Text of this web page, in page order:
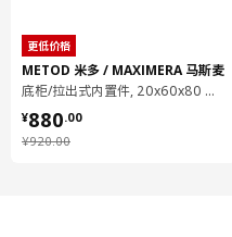
更低价格
METOD 米多 / MAXIMERA 马斯麦
底柜/拉出式内置件, 20x60x80 厘米
¥920.00
¥ 920.00
¥880.00
¥ 880.00